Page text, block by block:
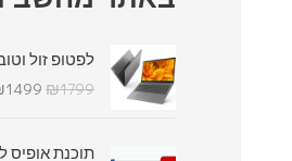
לפטופ זול
₪1799
1499
תוכנת אופיס